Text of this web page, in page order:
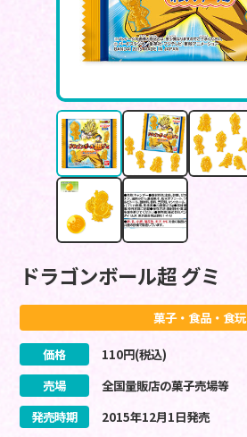
ドラゴンボール超 グミ
菓子・食品・食玩
価格 110円(税込)
売場
全国量販店の菓子売場等
発売時期
2015年12月1日発売